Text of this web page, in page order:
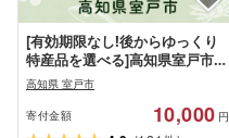
[有効期限なし!後からゆっくり
特産品を選べる]高知県室戸市カ
タログポイント
高知県 室戸市
寄付金額 10,000 円